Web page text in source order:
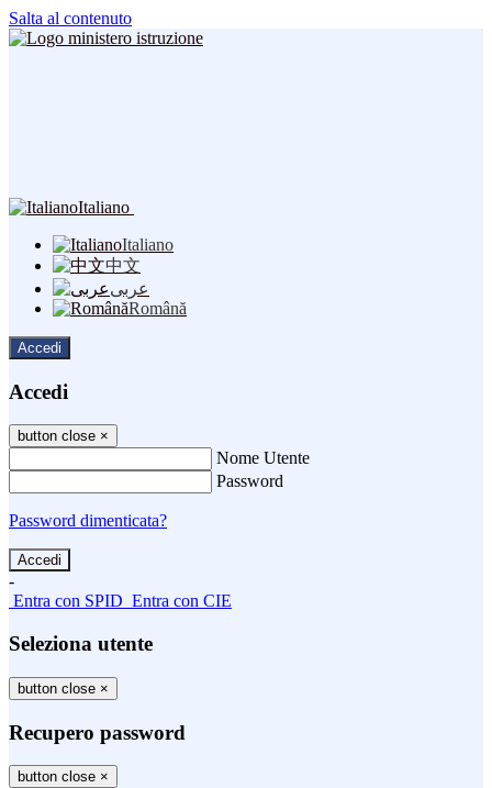
Salta al contenuto
Italiano
Italiano
中文
عربى
Română
Accedi
Accedi
button close ×
Nome Utente
Password
Password dimenticata?
-
Entra con SPID Entra con CIE
Seleziona utente
button close ×
Recupero password
button close ×